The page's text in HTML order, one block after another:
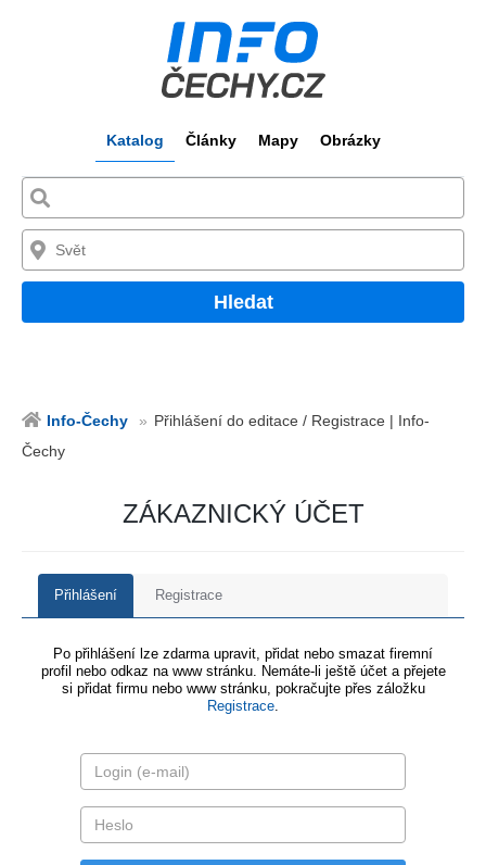
Katalog Články Mapy Obrázky
Hledat
Info-Čechy
Přihlášení do editace / Registrace | Info-
Čechy
ZÁKAZNICKÝ ÚČET
Přihlášení Registrace
Po přihlášení lze zdarma upravit, přidat nebo smazat firemní
profil nebo odkaz na www stránku. Nemáte-li ještě účet a přejete
si přidat firmu nebo www stránku, pokračujte přes záložku
Registrace.